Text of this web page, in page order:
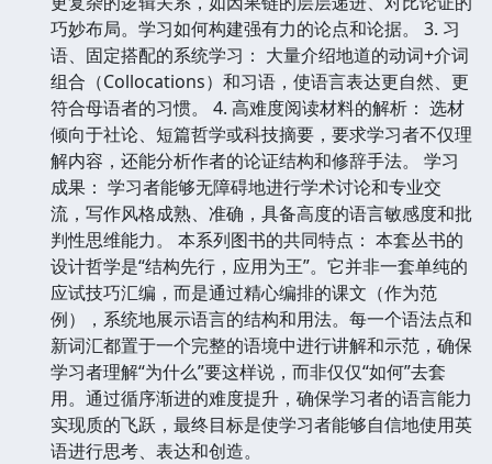
巧妙布局。学习如何构建强有力的论点和论据。 3. 习
语、固定搭配的系统学习： 大量介绍地道的动词+介词
组合（Collocations）和习语，使语言表达更自然、更
符合母语者的习惯。 4. 高难度阅读材料的解析： 选材
倾向于社论、短篇哲学或科技摘要，要求学习者不仅理
解内容，还能分析作者的论证结构和修辞手法。 学习
成果： 学习者能够无障碍地进行学术讨论和专业交
流，写作风格成熟、准确，具备高度的语言敏感度和批
判性思维能力。 本系列图书的共同特点： 本套丛书的
设计哲学是“结构先行，应用为王”。它并非一套单纯的
应试技巧汇编，而是通过精心编排的课文（作为范
例），系统地展示语言的结构和用法。每一个语法点和
新词汇都置于一个完整的语境中进行讲解和示范，确保
学习者理解“为什么”要这样说，而非仅仅“如何”去套
用。通过循序渐进的难度提升，确保学习者的语言能力
实现质的飞跃，最终目标是使学习者能够自信地使用英
语进行思考、表达和创造。